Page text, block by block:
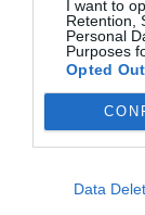
I want to
Retention,
Personal
Purposes
Opted Out
Data
1 Η αλήθεια
2 Βρες πού
αυτό το